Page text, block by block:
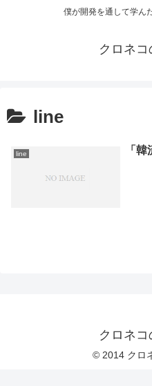
僕が開発を通して学ん
クロネ
line
line 「
クロネ
© 2014 クロ